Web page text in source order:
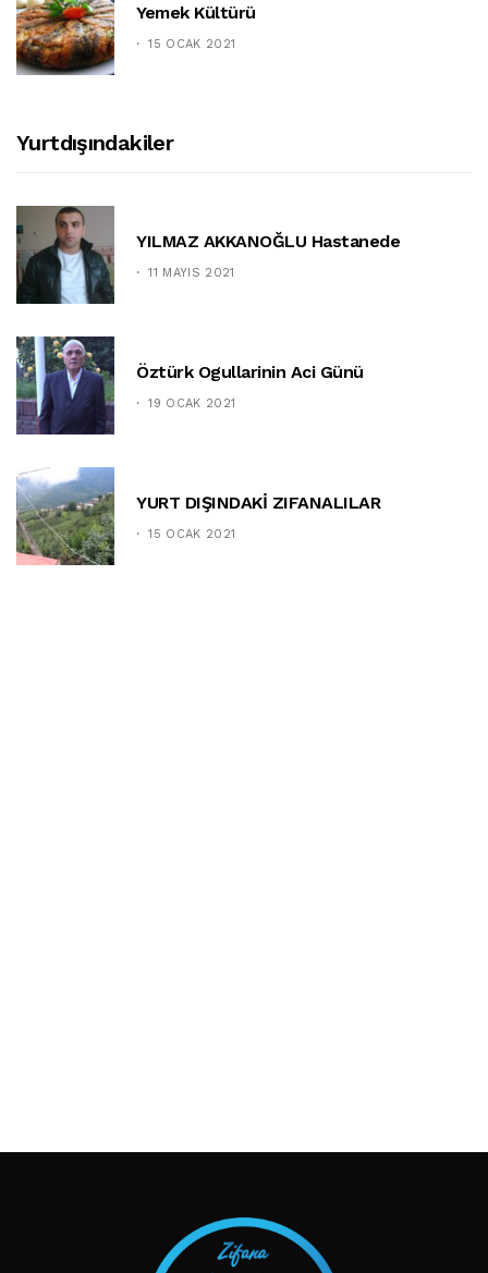
Yemek Kültürü
15 OCAK 2021
Yurtdışındakiler
YILMAZ AKKANOĞLU Hastanede
11 MAYIS 2021
Öztürk Ogullarinin Aci Günü
19 OCAK 2021
YURT DIŞINDAKİ ZIFANALILAR
15 OCAK 2021
TAKIP ET